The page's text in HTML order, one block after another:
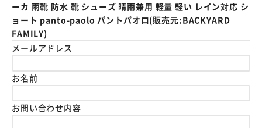
ーカ 雨靴 防水 靴 シューズ 晴雨兼用 軽量 軽い レイン対応 シ
ョート panto-paolo パントパオロ(販売元:BACKYARD
FAMILY)
メールアドレス
お名前
お問い合わせ内容